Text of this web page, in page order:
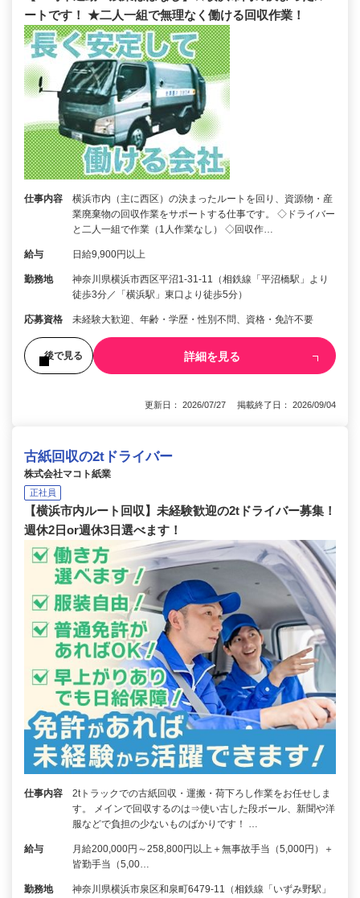
ートです！ ★二人一組で無理なく働ける回収作業！
仕事内容
横浜市内（主に西区）の決まったルートを回り、資源物・産
業廃棄物の回収作業をサポートする仕事です。 ◇ドライバー
と二人一組で作業（1人作業なし） ◇回収作…
給与 日給9,900円以上
勤務地
神奈川県横浜市西区平沼1-31-11（相鉄線「平沼橋駅」より
徒歩3分／「横浜駅」東口より徒歩5分）
応募資格 未経験大歓迎、年齢・学歴・性別不問、資格・免許不要
後で見る 詳細を見る
更新日： 2026/07/27 掲載終了日： 2026/09/04
古紙回収の2tドライバー
株式会社マコト紙業
正社員
【横浜市内ルート回収】未経験歓迎の2tドライバー募集！
週休2日or週休3日選べます！
仕事内容
2tトラックでの古紙回収・運搬・荷下ろし作業をお任せしま
す。 メインで回収するのは⇒使い古した段ボール、新聞や洋
服などで負担の少ないものばかりです！ …
給与
月給200,000円～258,800円以上＋無事故手当（5,000円）＋
皆勤手当（5,00…
勤務地
神奈川県横浜市泉区和泉町6479-11（相鉄線「いずみ野駅」